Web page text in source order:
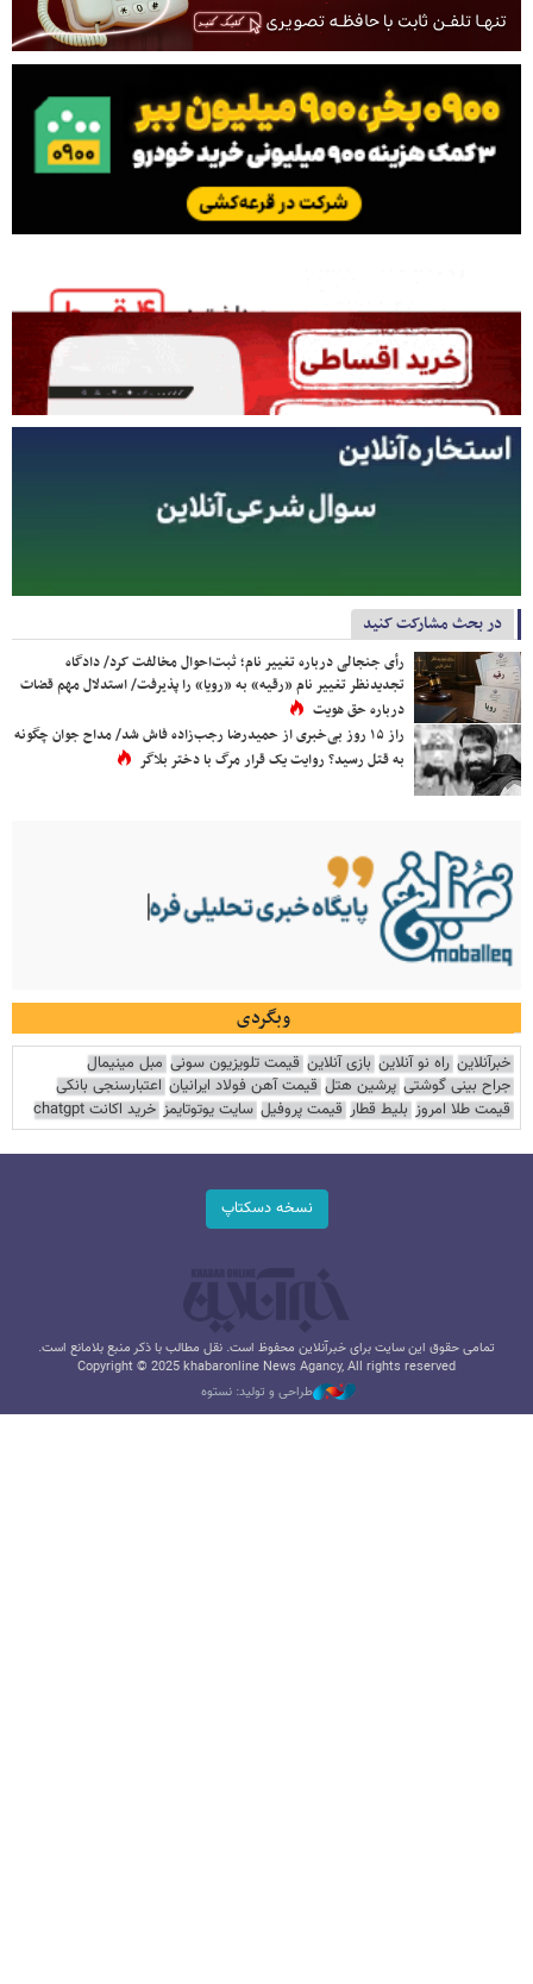
در بحث مشارکت کنید
رأی جنجالی درباره تغییر نام؛ ثبت‌احوال مخالفت کرد/ دادگاه
تجدیدنظر تغییر نام «رقیه» به «رویا» را پذیرفت/ استدلال مهم قضات
درباره حق هویت
راز ۱۵ روز بی‌خبری از حمیدرضا رجب‌زاده فاش شد/ مداح جوان چگونه
به قتل رسید؟ روایت یک قرار مرگ با دختر بلاگر
وبگردی
خبرآنلاین راه نو آنلاین بازی آنلاین قیمت تلویزیون سونی مبل مینیمال
جراح بینی گوشتی پرشین هتل قیمت آهن فولاد ایرانیان اعتبارسنجی بانکی
قیمت طلا امروز بلیط قطار قیمت پروفیل سایت یوتوتایمز خرید اکانت chatgpt
نسخه دسکتاپ
تمامی حقوق این سایت برای خبرآنلاین محفوظ است. نقل مطالب با ذکر منبع بلامانع است.
Copyright © 2025 khabaronline News Agancy, All rights reserved
طراحی و تولید: نستوه